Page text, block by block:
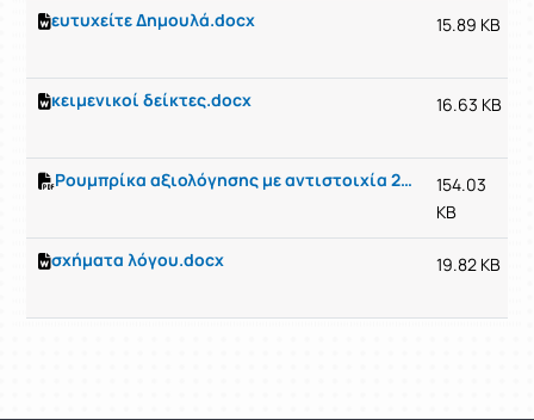
ευτυχείτε Δημουλά.docx 15.89 KB
κειμενικοί δείκτες.docx 16.63 KB
Ρουμπρίκα αξιολόγησης με αντιστοιχία 20-2.pdf
154.03
KB
σχήματα λόγου.docx 19.82 KB